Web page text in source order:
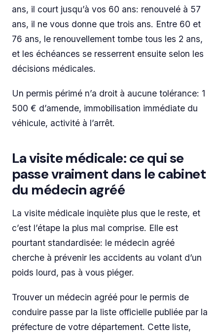
ans, il court jusqu’à vos 60 ans: renouvelé à 57
ans, il ne vous donne que trois ans. Entre 60 et
76 ans, le renouvellement tombe tous les 2 ans,
et les échéances se resserrent ensuite selon les
décisions médicales.
Un permis périmé n’a droit à aucune tolérance: 1
500 € d’amende, immobilisation immédiate du
véhicule, activité à l’arrêt.
La visite médicale: ce qui se
passe vraiment dans le cabinet
du médecin agréé
La visite médicale inquiète plus que le reste, et
c’est l’étape la plus mal comprise. Elle est
pourtant standardisée: le médecin agréé
cherche à prévenir les accidents au volant d’un
poids lourd, pas à vous piéger.
Trouver un médecin agréé pour le permis de
conduire passe par la liste officielle publiée par la
préfecture de votre département. Cette liste,